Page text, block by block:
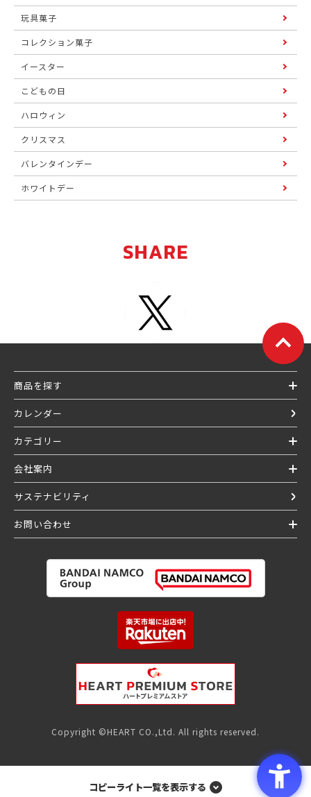
玩具菓子
コレクション菓子
イースター
こどもの日
ハロウィン
クリスマス
バレンタインデー
ホワイトデー
SHARE
商品を探す
カレンダー
カテゴリー
会社案内
サステナビリティ
お問い合わせ
Copyright ©HEART CO.,Ltd. All rights reserved.
コピーライト一覧を表示する